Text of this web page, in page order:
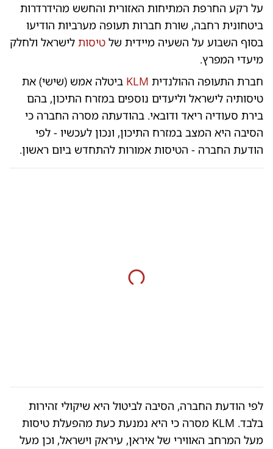
על רקע החרפת המתיחות האזורית והחשש מהידרדרות
ביטחונית רחבה, שורת חברות תעופה מערביות הודיעו
בסוף השבוע על השעיה מיידית של טיסות לישראל ולחלק
מיעדי המפרץ.
חברת התעופה ההולנדית KLM ביטלה אמש (שישי) את
טיסותיה לישראל וליעדים נוספים במזרח התיכון, בהם
בירת סעודיה ריאד ודובאי. בהודעתה מסרה החברה כי
הסיבה היא המצב במזרח התיכון, ונכון לעכשיו - לפי
הודעת החברה - הטיסות אמורות להתחדש ביום ראשון.
לפי הודעת החברה, הסיבה לביטול היא שיקולי זהירות
בלבד. KLM מסרה כי היא נמנעת כעת מהפעלת טיסות
מעל המרחב האווירי של איראן, עיראק וישראל, וכן מעל